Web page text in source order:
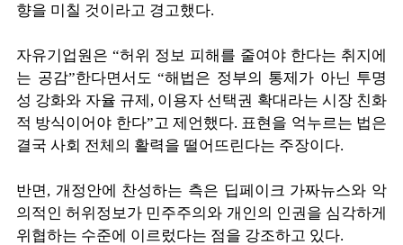
향을 미칠 것이라고 경고했다.
자유기업원은 “허위 정보 피해를 줄여야 한다는 취지에
는 공감”한다면서도 “해법은 정부의 통제가 아닌 투명
성 강화와 자율 규제, 이용자 선택권 확대라는 시장 친화
적 방식이어야 한다”고 제언했다. 표현을 억누르는 법은
결국 사회 전체의 활력을 떨어뜨린다는 주장이다.
반면, 개정안에 찬성하는 측은 딥페이크 가짜뉴스와 악
의적인 허위정보가 민주주의와 개인의 인권을 심각하게
위협하는 수준에 이르렀다는 점을 강조하고 있다.